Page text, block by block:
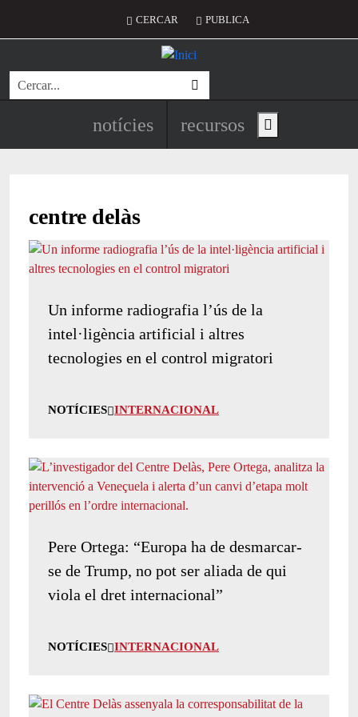
Menú del compte d'usuari
CERCAR PUBLICA
Cerca
Navegació principal de
notícies recursos Show main menu
centre delàs
Un informe radiografia l’ús de la
intel·ligència artificial i altres
tecnologies en el control migratori
NOTÍCIES INTERNACIONAL
Pere Ortega: “Europa ha de desmarcar-
se de Trump, no pot ser aliada de qui
viola el dret internacional”
NOTÍCIES INTERNACIONAL